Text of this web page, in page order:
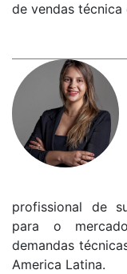
de vendas
profissional de
para o
demandas
America Latina.